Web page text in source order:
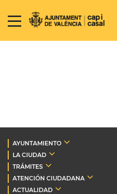
AYUNTAMIENTO
LA CIUDAD
TRÁMITES
ATENCIÓN CIUDADANA
ACTUALIDAD